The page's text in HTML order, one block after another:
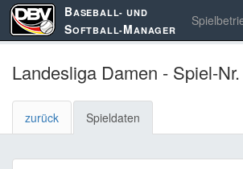
BASEBALL- UND
SOFTBALL-MANAGER
Landesliga Damen - Spiel-
zurück Spieldaten